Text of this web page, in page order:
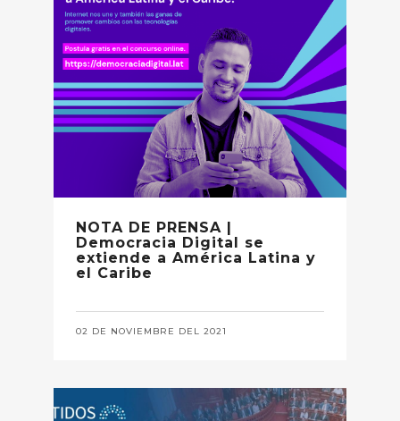
NOTA DE PRENSA |
Democracia Digital se
extiende a América Latina y
el Caribe
02 DE NOVIEMBRE DEL 2021